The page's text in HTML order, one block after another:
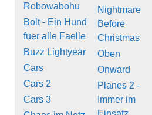
Robowabohu
Bolt - Ein Hund
fuer alle Faelle
Buzz Lightyear
Cars
Cars 2
Cars 3
Nightmare
Before
Christmas
Oben
Onward
Planes 2 -
Immer im